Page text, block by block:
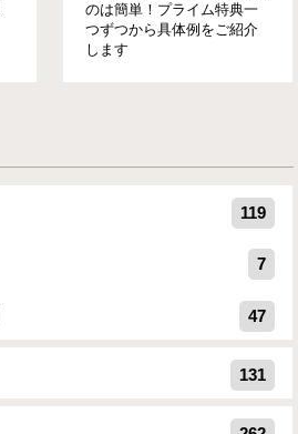
のは簡単！プライム特典一
つずつから具体例をご紹介
します
119
7
47
131